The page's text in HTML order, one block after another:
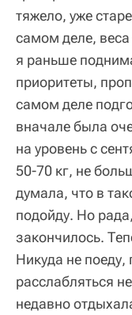
тяжело, уже
самом деле,
я раньше
приоритеты,
самом деле
вначале была
на уровень с
50-70 кг, не
думала, что в
подойду. Но
закончилось.
Никуда не
расслабляться
недавно